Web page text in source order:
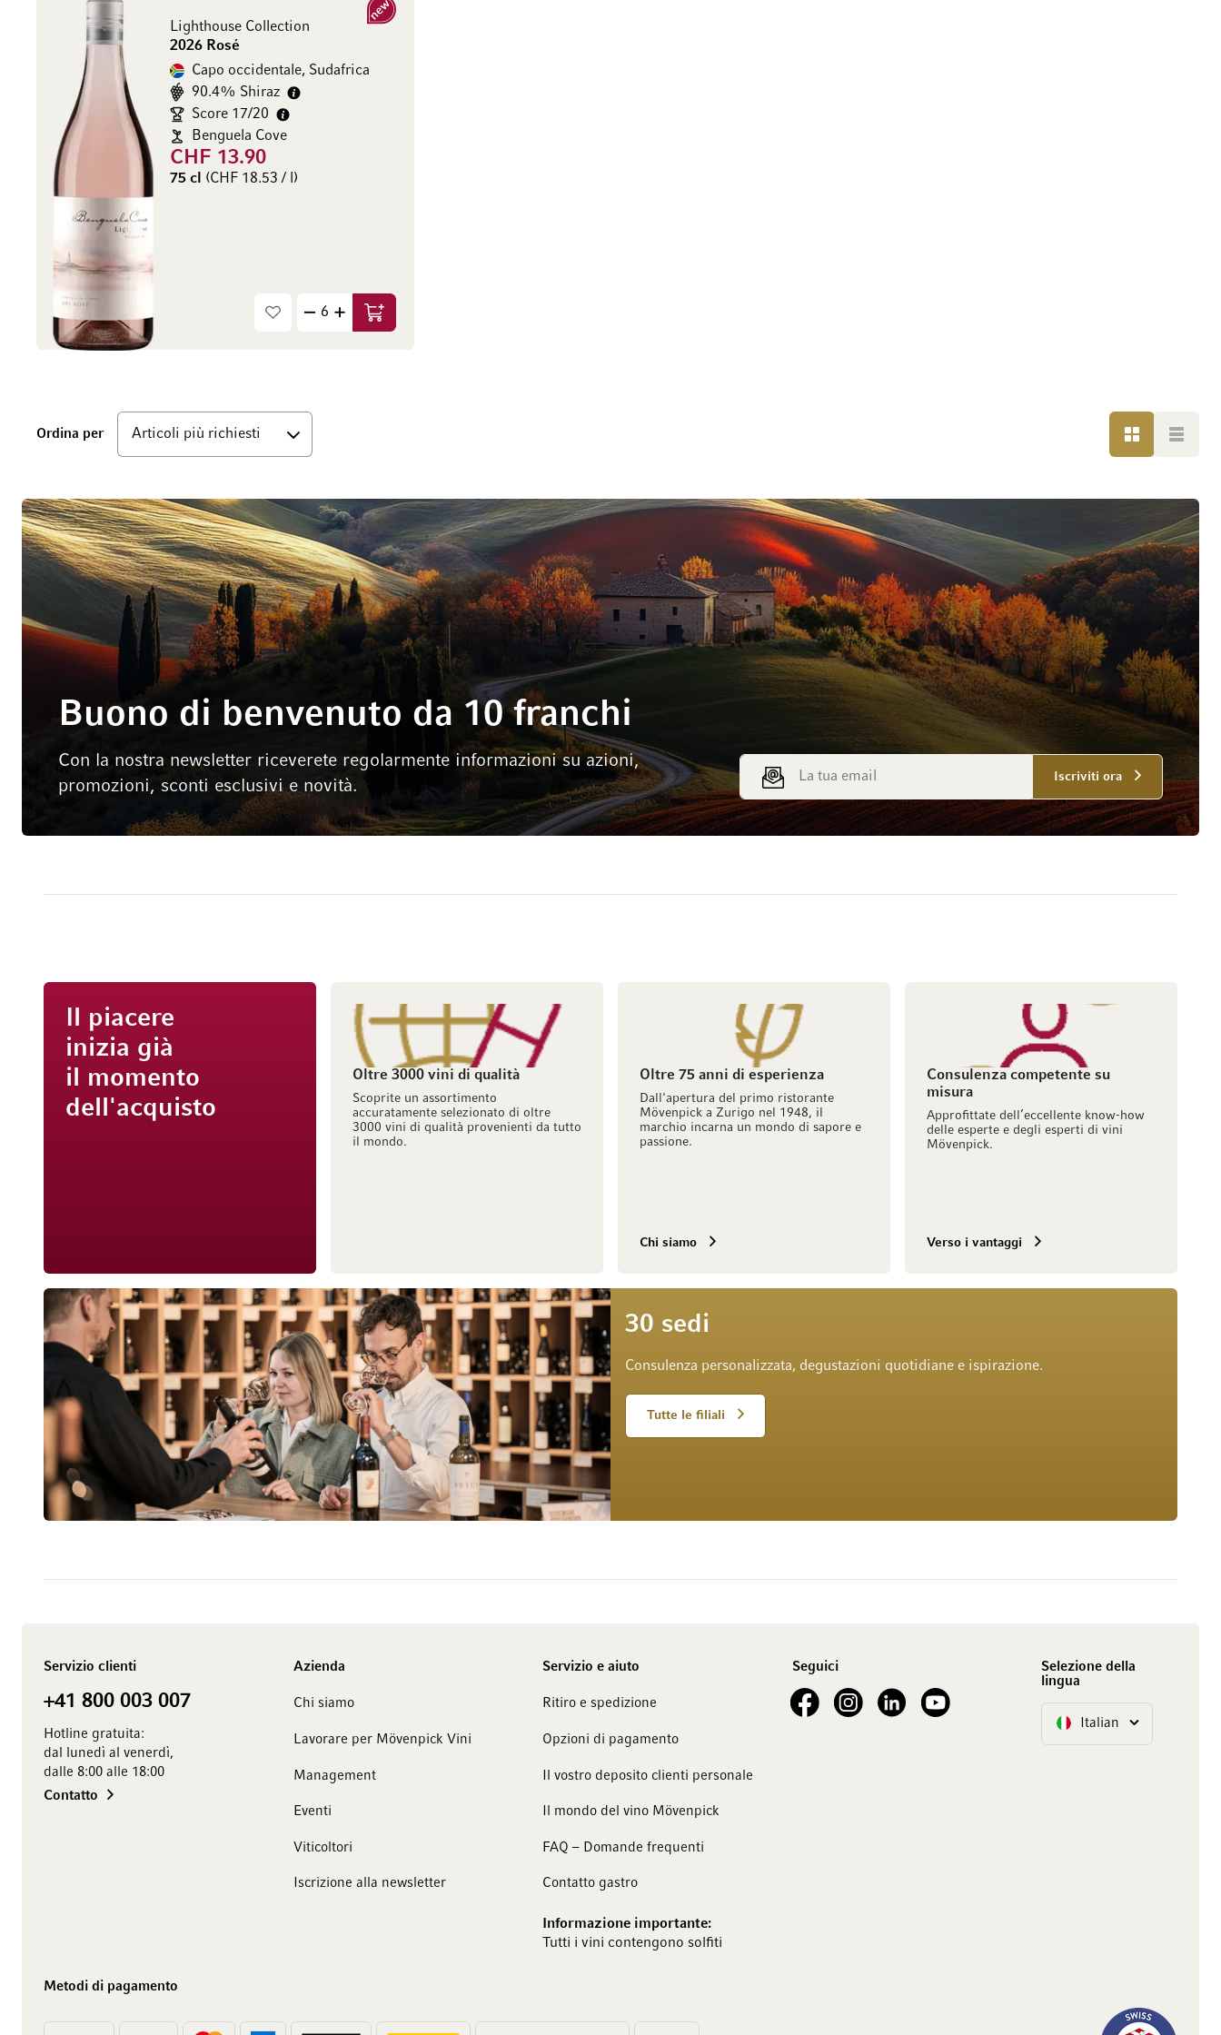
Lighthouse Collection
2026 Rosé
Nuovo
Capo occidentale, Sudafrica
90.4% Shiraz
Score 17/20
Benguela Cove
CHF 13.90
75 cl (CHF 18.53 / l)
Aggiungi al Carrello
Ordina perBasso GRIGLIALISTA
Buono di benvenuto da 10 franchi
Con la nostra newsletter riceverete regolarmente informazioni su azioni,
promozioni, sconti esclusivi e novità.
Indirizzo email
Iscriviti ora
Il piacere
inizia già
il momento
dell'acquisto
Oltre 3000 vini di qualità
Scoprite un assortimento
accuratamente selezionato di oltre
3000 vini di qualità provenienti da tutto
il mondo.
Oltre 75 anni di esperienza
Dall'apertura del primo ristorante
Mövenpick a Zurigo nel 1948, il
marchio incarna un mondo di sapore e
passione.
Chi siamo
Consulenza competente su
misura
Approfittate dell’eccellente know-how
delle esperte e degli esperti di vini
Mövenpick.
Verso i vantaggi
30 sedi
Consulenza personalizzata, degustazioni quotidiane e ispirazione.
Tutte le filiali
Servizio clienti
+41 800 003 007
Hotline gratuita:
dal lunedì al venerdì,
dalle 8:00 alle 18:00
Contatto
Azienda
Chi siamo
Lavorare per Mövenpick Vini
Management
Eventi
Viticoltori
Iscrizione alla newsletter
Servizio e aiuto
Ritiro e spedizione
Opzioni di pagamento
Il vostro deposito clienti personale
Il mondo del vino Mövenpick
FAQ – Domande frequenti
Contatto gastro
Informazione importante:
Tutti i vini contengono solfiti
Seguici
See our FacebookSee our Instagram account
See our LinkedInSee our YouTube channel
Selezione della
lingua
Lingua Italian
Metodi di pagamento